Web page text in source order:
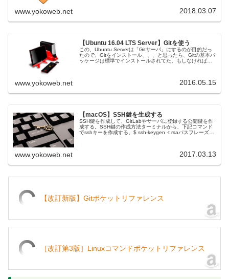
www.yokoweb.net 2018.03.07
【Ubuntu 16.04 LTS Server】Gitを使う
この、Ubuntu Serverは「Gitサーバ」にするのが目的だっ
たので、Gitをインストール、、、と思ったら、Gitの基本パ
ッケージは標準でインストールされてた。もしなければ、
www.yokoweb.net 2016.05.15
【macOS】SSH鍵を生成する
SSH鍵を作成して、GitLabやサーバに登録する公開鍵を作
成する。SSH鍵の作成方法ターミナルから、下記コマンド
でsshキーを作成する。$ ssh-keygen -t rsaパスフレーズは
www.yokoweb.net 2017.03.13
【改訂新版】Gitポケットリファレンス
［改訂第3版］Linuxコマンドポケットリファレンス